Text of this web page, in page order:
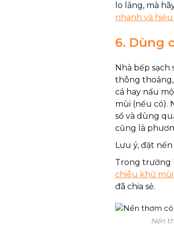
lo lắng, mà
nhanh và
6. Dùng
Nhà bếp sạch
thông thoáng,
cá hay nấu
mùi (nếu có).
sổ và dùng
cũng là
Lưu ý, đặt
Trong trường
chiêu khử
đã chia sẻ.
Nến